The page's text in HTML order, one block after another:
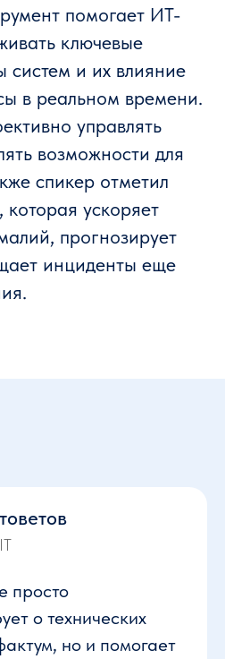
помогает ИТ-
ключевые
систем и их влияние
в реальном времени.
управлять
возможности для
спикер отметил
ускоряет
прогнозирует
инциденты еще
просто
о технических
но и помогает